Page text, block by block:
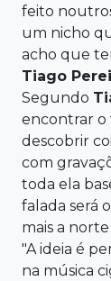
feito
um nicho
acho que
Tiago
Segundo
encontrar o
descobrir
com
toda ela
falada será
mais a
"A ideia é
na música